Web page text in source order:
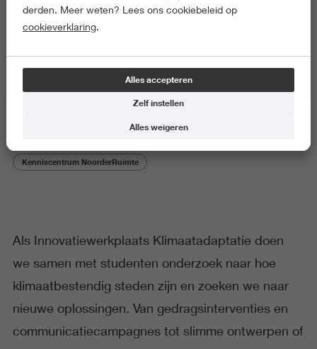
Wat zijn de mogelijkheden voor
medewerkers
Kenniscentrum NoorderRuimte
Als Innovatiewerkplaats Klimaatadaptatie doen
we samen met studenten onderzoek naar hoe
klimaatbestendig steden zijn en zoeken we naar
nieuwe oplossingen. Van gedragsinterventies en
communicatiecampagnes tot slimme ontwerpen of
derden. Meer weten? Lees ons cookiebeleid op
cookieverklaring.
Alles accepteren
Zelf instellen
Alles weigeren